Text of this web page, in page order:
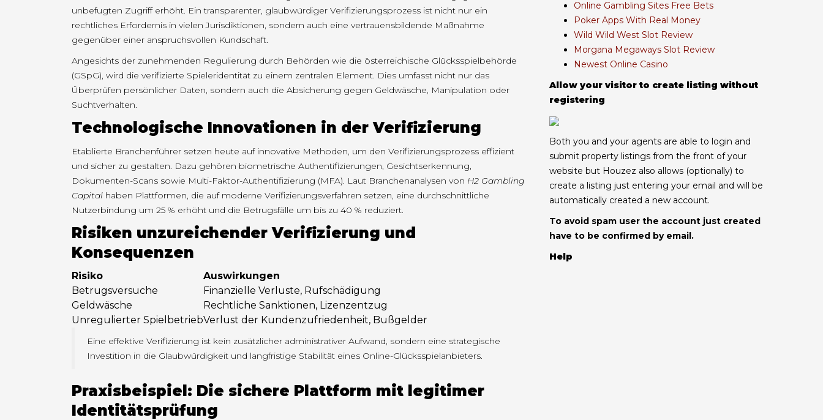
unbefugten Zugriff erhöht. Ein transparenter, glaubwürdiger Verifizierungsprozess ist nicht nur ein
rechtliches Erfordernis in vielen Jurisdiktionen, sondern auch eine vertrauensbildende Maßnahme
gegenüber einer anspruchsvollen Kundschaft.
Angesichts der zunehmenden Regulierung durch Behörden wie die österreichische Glücksspielbehörde
(GSpG), wird die verifizierte Spieleridentität zu einem zentralen Element. Dies umfasst nicht nur das
Überprüfen persönlicher Daten, sondern auch die Absicherung gegen Geldwäsche, Manipulation oder
Suchtverhalten.
Technologische Innovationen in der Verifizierung
Etablierte Branchenführer setzen heute auf innovative Methoden, um den Verifizierungsprozess effizient
und sicher zu gestalten. Dazu gehören biometrische Authentifizierungen, Gesichtserkennung,
Dokumenten-Scans sowie Multi-Faktor-Authentifizierung (MFA). Laut Branchenanalysen von H2 Gambling
Capital haben Plattformen, die auf moderne Verifizierungsverfahren setzen, eine durchschnittliche
Nutzerbindung um 25 % erhöht und die Betrugsfälle um bis zu 40 % reduziert.
Risiken unzureichender Verifizierung und
Konsequenzen
Risiko
Auswirkungen
Betrugsversuche
Finanzielle Verluste, Rufschädigung
Geldwäsche
Rechtliche Sanktionen, Lizenzentzug
Unregulierter SpielbetriebVerlust der Kundenzufriedenheit, Bußgelder
Eine effektive Verifizierung ist kein zusätzlicher administrativer Aufwand, sondern eine strategische
Investition in die Glaubwürdigkeit und langfristige Stabilität eines Online-Glücksspielanbieters.
Praxisbeispiel: Die sichere Plattform mit legitimer
Identitätsprüfung
Online Gambling Sites Free Bets
Poker Apps With Real Money
Wild Wild West Slot Review
Morgana Megaways Slot Review
Newest Online Casino
Allow your visitor to create listing without
registering
Both you and your agents are able to login and
submit property listings from the front of your
website but Houzez also allows (optionally) to
create a listing just entering your email and will be
automatically created a new account.
To avoid spam user the account just created
have to be confirmed by email.
Help